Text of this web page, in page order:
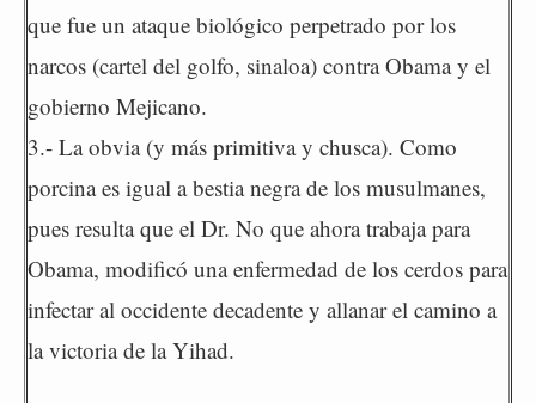
que fue un ataque biológico perpetrado por los
narcos (cartel del golfo, sinaloa) contra Obama y el
gobierno Mejicano.
3.- La obvia (y más primitiva y chusca). Como
porcina es igual a bestia negra de los musulmanes,
pues resulta que el Dr. No que ahora trabaja para
Obama, modificó una enfermedad de los cerdos para
infectar al occidente decadente y allanar el camino a
la victoria de la Yihad.